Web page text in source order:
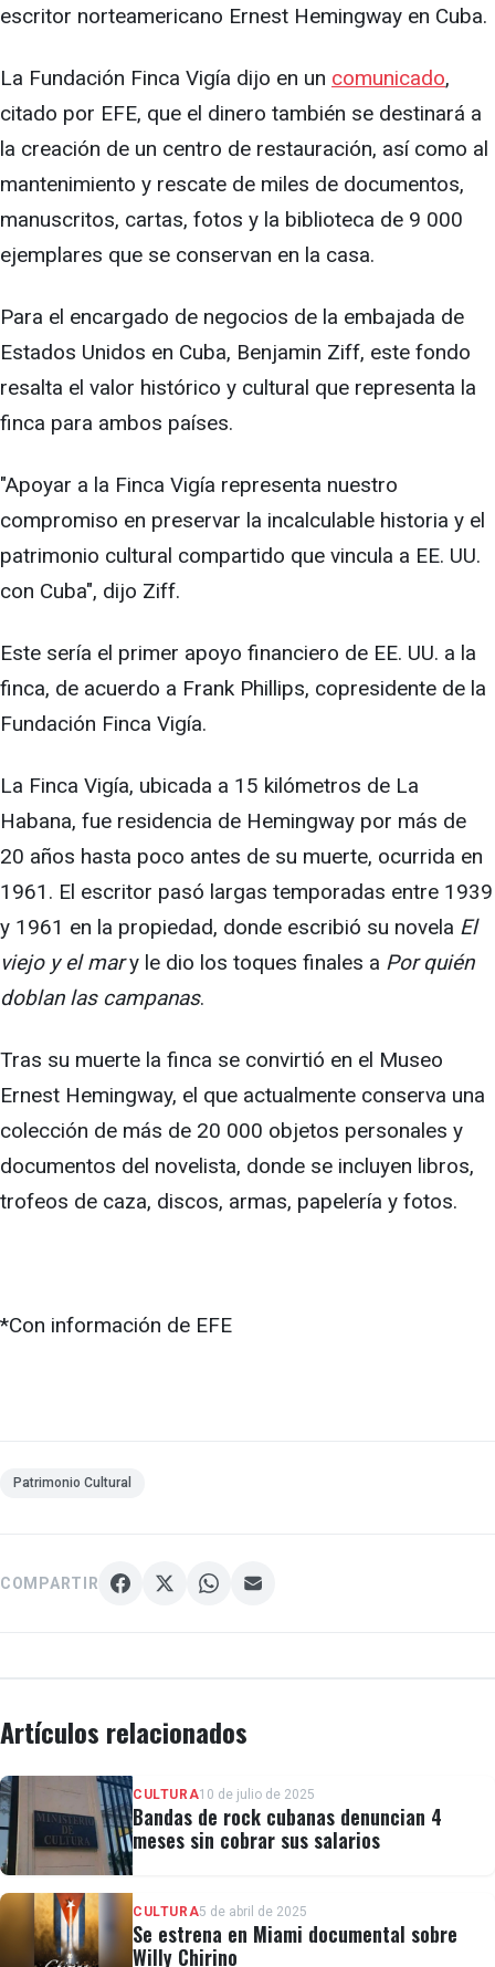
escritor norteamericano Ernest Hemingway en Cuba.
La Fundación Finca Vigía dijo en un comunicado,
citado por EFE, que el dinero también se destinará a
la creación de un centro de restauración, así como al
mantenimiento y rescate de miles de documentos,
manuscritos, cartas, fotos y la biblioteca de 9 000
ejemplares que se conservan en la casa.
Para el encargado de negocios de la embajada de
Estados Unidos en Cuba, Benjamin Ziff, este fondo
resalta el valor histórico y cultural que representa la
finca para ambos países.
"Apoyar a la Finca Vigía representa nuestro
compromiso en preservar la incalculable historia y el
patrimonio cultural compartido que vincula a EE. UU.
con Cuba", dijo Ziff.
Este sería el primer apoyo financiero de EE. UU. a la
finca, de acuerdo a Frank Phillips, copresidente de la
Fundación Finca Vigía.
La Finca Vigía, ubicada a 15 kilómetros de La
Habana, fue residencia de Hemingway por más de
20 años hasta poco antes de su muerte, ocurrida en
1961. El escritor pasó largas temporadas entre 1939
y 1961 en la propiedad, donde escribió su novela El
viejo y el mary le dio los toques finales a Por quién
doblan las campanas.
Tras su muerte la finca se convirtió en el Museo
Ernest Hemingway, el que actualmente conserva una
colección de más de 20 000 objetos personales y
documentos del novelista, donde se incluyen libros,
trofeos de caza, discos, armas, papelería y fotos.
*Con información de EFE
Patrimonio Cultural
COMPARTIR
Artículos relacionados
CULTURA10 de julio de 2025
Bandas de rock cubanas denuncian 4
meses sin cobrar sus salarios
CULTURA5 de abril de 2025
Se estrena en Miami documental sobre
Willy Chirino